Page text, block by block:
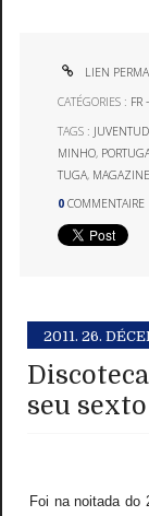
LIEN
CATÉGORIES : FR
TAGS :
MINHO,
TUGA, MAGAZINE
0 COMMENTAIRE
2011. 26.
seu
Foi na noitada do